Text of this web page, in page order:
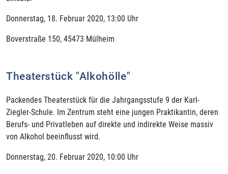
Donnerstag, 18. Februar 2020, 13:00 Uhr
Boverstraße 150, 45473 Mülheim
Theaterstück "Alkohölle"
Packendes Theaterstück für die Jahrgangsstufe 9 der Karl-
Ziegler-Schule. Im Zentrum steht eine jungen Praktikantin, deren
Berufs- und Privatleben auf direkte und indirekte Weise massiv
von Alkohol beeinflusst wird.
Donnerstag, 20. Februar 2020, 10:00 Uhr